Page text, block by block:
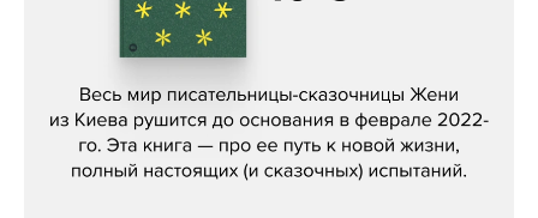
Женя Бережная, «(Не) о войне»